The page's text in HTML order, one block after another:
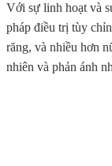
Với sự linh hoạt và
pháp điều trị tùy
răng, và nhiều hơn
nhiên và phản ánh